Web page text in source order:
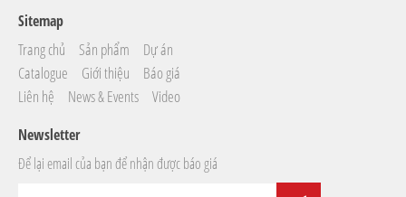
Sitemap
Trang chủ Sản phẩm
Dự án
Catalogue
Giới thiệu
Báo giá
Liên hệ
News & Events Video
Newsletter
Để lại email của bạn để nhận được báo giá